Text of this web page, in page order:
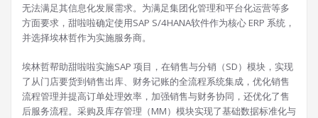
无法满足其信息化发展需求。为满足集团化管理和平台化运营等多
方面要求，甜啦啦确定使用SAP S/4HANA软件作为核心 ERP 系统，
并选择埃林哲作为实施服务商。
埃林哲帮助甜啦啦实施SAP 项目，在销售与分销（SD）模块，实现
了从门店要货到销售出库、财务记账的全流程系统集成，优化销售
流程管理并提高订单处理效率，加强销售与财务协同，还优化了售
后服务流程。采购及库存管理（MM）模块实现了基础数据标准化与